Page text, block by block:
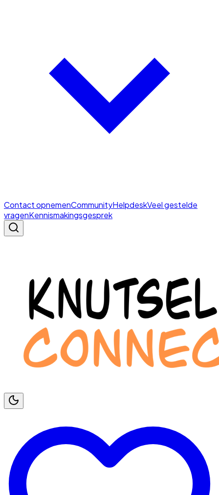
Contact opnemenCommunityHelpdeskVeel gestelde
vragenKennismakingsgesprek